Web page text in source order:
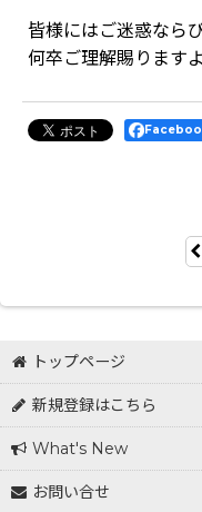
皆様にはご迷惑なら
何卒ご理解賜ります
トップページ
新規登録はこちら
What's New
お問い合せ